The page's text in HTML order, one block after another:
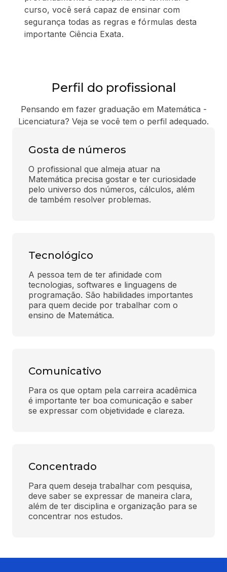
curso, você será capaz de ensinar com
segurança todas as regras e fórmulas desta
importante Ciência Exata.
Perfil do profissional
Pensando em fazer graduação em Matemática -
Licenciatura? Veja se você tem o perfil adequado.
Gosta de números
O profissional que almeja atuar na
Matemática precisa gostar e ter curiosidade
pelo universo dos números, cálculos, além
de também resolver problemas.
Tecnológico
A pessoa tem de ter afinidade com
tecnologias, softwares e linguagens de
programação. São habilidades importantes
para quem decide por trabalhar com o
ensino de Matemática.
Comunicativo
Para os que optam pela carreira acadêmica
é importante ter boa comunicação e saber
se expressar com objetividade e clareza.
Concentrado
Para quem deseja trabalhar com pesquisa,
deve saber se expressar de maneira clara,
além de ter disciplina e organização para se
concentrar nos estudos.